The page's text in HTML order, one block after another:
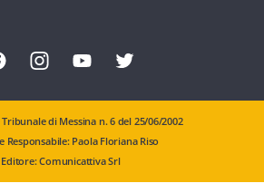
di Messina n. 6 del 25/06/2002
Responsabile: Paola Floriana Riso
Editore: Comunicattiva Srl